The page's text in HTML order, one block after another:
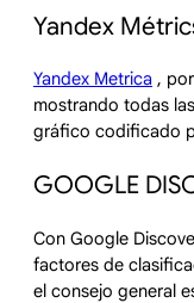
Yandex
Yandex Metrica ,
mostrando todas
gráfico codificado
GOOGLE
Con Google
factores de
el consejo general